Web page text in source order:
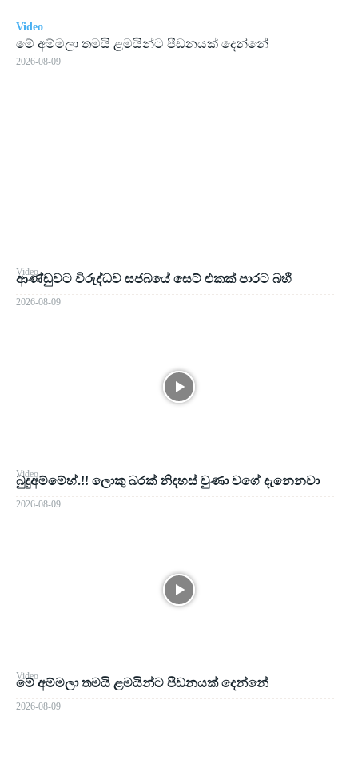
Video
ආණ්ඩුවට විරුද්ධව සජබයේ සෙට් එකක් පාරට බහී
2026-08-09
Video
බුදුඅම්මේහ්.!! ලොකු බරක් නිදහස් වුණා වගේ දැනෙනවා
2026-08-09
Video
මේ අම්මලා තමයි ළමයින්ට පීඩනයක් දෙන්නේ
2026-08-09
Video
මේ අම්මලා තමයි ළමයින්ට පීඩනයක් දෙන්නේ
2026-08-09